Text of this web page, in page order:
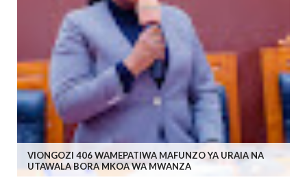
VIONGOZI 406 WAMEPATIWA MAFUNZO YA URAIA NA
UTAWALA BORA MKOA WA MWANZA